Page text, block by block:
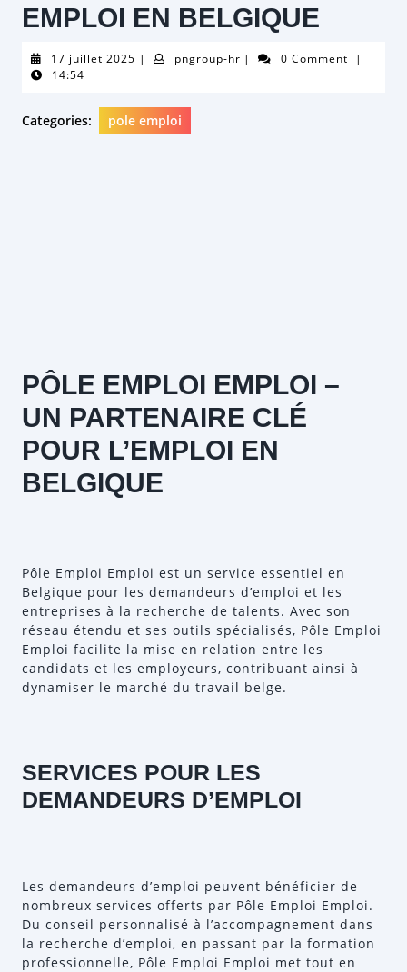
EMPLOI EN BELGIQUE
17 juillet 2025 17| pngroup-hrpngroup-
| 0 Comment
|
14:54
Categories: pole emploi
PÔLE EMPLOI EMPLOI –
UN PARTENAIRE CLÉ
POUR L’EMPLOI EN
BELGIQUE
Pôle Emploi Emploi est un service essentiel en
Belgique pour les demandeurs d’emploi et les
entreprises à la recherche de talents. Avec son
réseau étendu et ses outils spécialisés, Pôle Emploi
Emploi facilite la mise en relation entre les
candidats et les employeurs, contribuant ainsi à
dynamiser le marché du travail belge.
SERVICES POUR LES
DEMANDEURS D’EMPLOI
Les demandeurs d’emploi peuvent bénéficier de
nombreux services offerts par Pôle Emploi Emploi.
Du conseil personnalisé à l’accompagnement dans
la recherche d’emploi, en passant par la formation
professionnelle, Pôle Emploi Emploi met tout en